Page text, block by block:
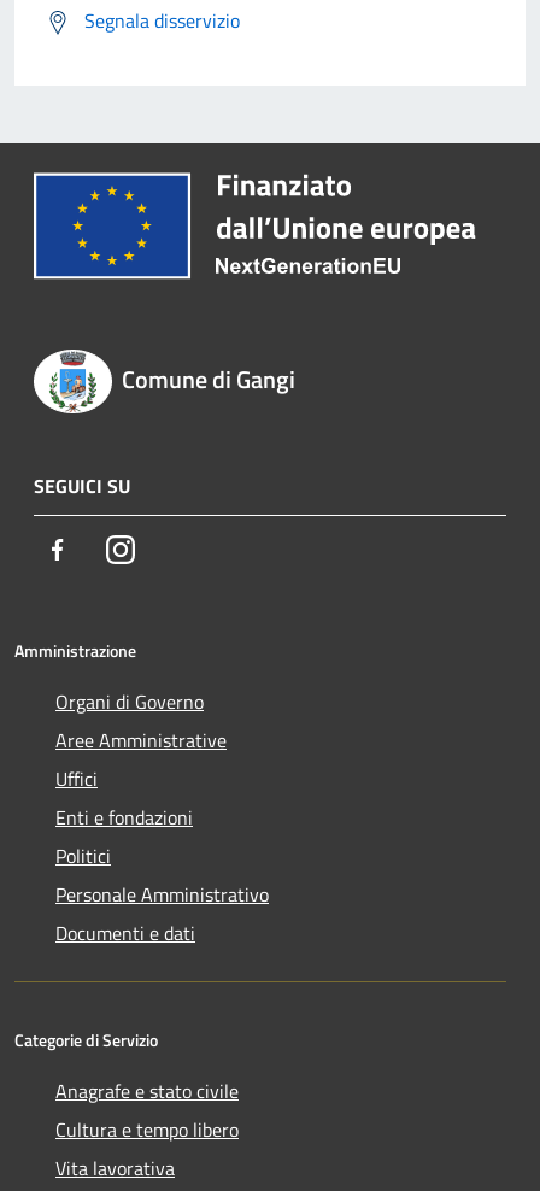
Segnala disservizio
Comune di Gangi
SEGUICI SU
FacebookInstagram
Amministrazione
Organi di Governo
Aree Amministrative
Uffici
Enti e fondazioni
Politici
Personale Amministrativo
Documenti e dati
Categorie di Servizio
Anagrafe e stato civile
Cultura e tempo libero
Vita lavorativa